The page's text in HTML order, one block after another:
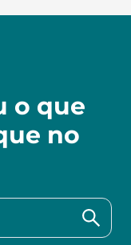
o que
no